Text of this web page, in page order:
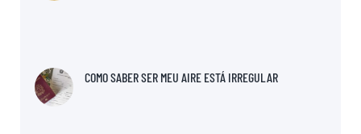
COMO SABER SER MEU AIRE ESTÁ IRREGULAR